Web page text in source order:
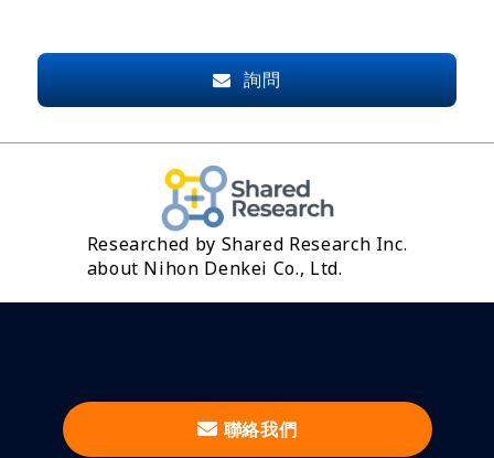
詢問
Researched by Shared Research Inc.
about Nihon Denkei Co., Ltd.
聯絡我們